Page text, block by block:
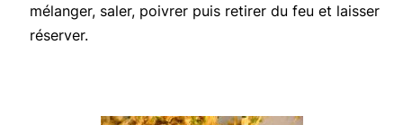
mélanger, saler, poivrer puis retirer du feu et laisser
réserver.